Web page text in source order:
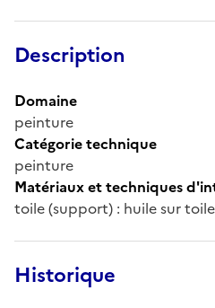
Description
Domaine
peinture
Catégorie technique
peinture
Matériaux et techniques
toile (support) : huile sur toile
Historique